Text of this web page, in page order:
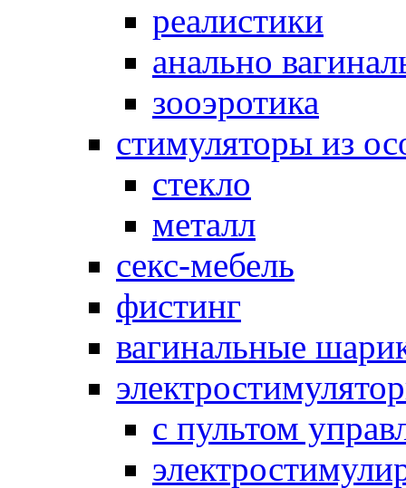
реалистики
анально
зооэротика
стимуляторы из
стекло
металл
секс-мебель
фистинг
вагинальные
с пультом